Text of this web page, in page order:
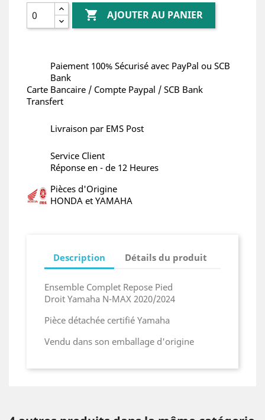
 AJOUTER AU PANIER
Paiement 100% Sécurisé avec PayPal ou SCB
Bank
Carte Bancaire / Compte Paypal / SCB Bank
Transfert
Livraison par EMS Post
Service Client
Réponse en - de 12 Heures
Pièces d'Origine
HONDA et YAMAHA
Description Détails du produit
Ensemble Complet Repose Pied
Droit Yamaha N-MAX 2020/2024
Pièce détachée certifié Yamaha
Vendu dans son emballage d'origine